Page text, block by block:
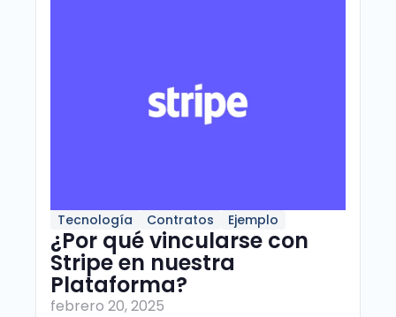
Tecnología Contratos Ejemplo
¿Por qué vincularse con
Stripe en nuestra
Plataforma?
febrero 20, 2025